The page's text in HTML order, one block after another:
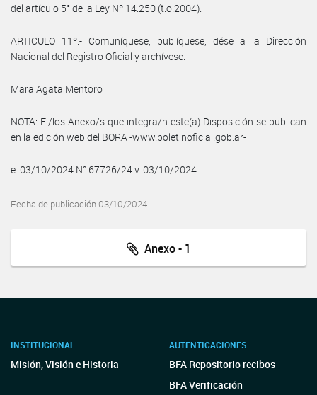
del artículo 5° de la Ley Nº 14.250 (t.o.2004).
ARTICULO 11º.- Comuníquese, publíquese, dése a la Dirección
Nacional del Registro Oficial y archívese.
Mara Agata Mentoro
NOTA: El/los Anexo/s que integra/n este(a) Disposición se publican
en la edición web del BORA -www.boletinoficial.gob.ar-
e. 03/10/2024 N° 67726/24 v. 03/10/2024
Fecha de publicación 03/10/2024
Anexo - 1
INSTITUCIONAL
Misión, Visión e Historia
AUTENTICACIONES
BFA Repositorio recibos
BFA Verificación